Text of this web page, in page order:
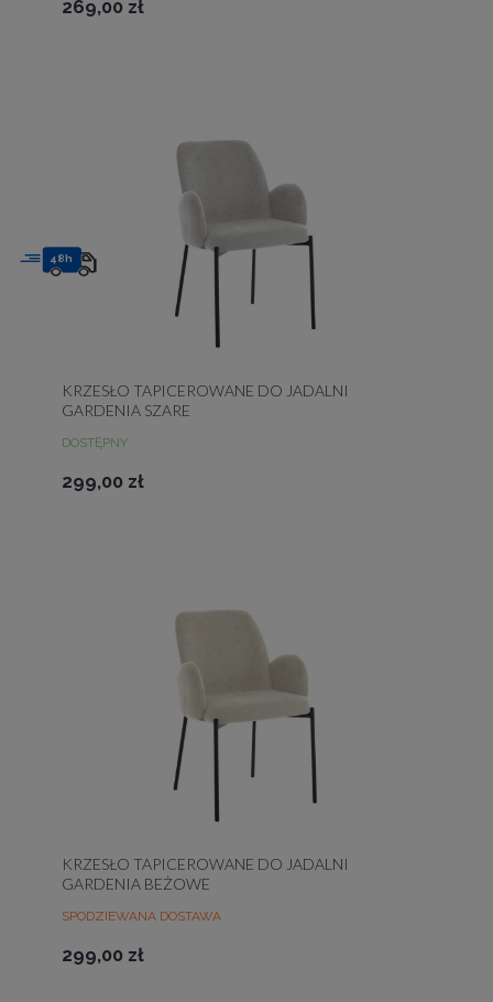
269,00 zł
KRZESŁO TAPICEROWANE DO JADALNI
GARDENIA SZARE
DOSTĘPNY
299,00 zł
48h
KRZESŁO TAPICEROWANE DO JADALNI
GARDENIA BEŻOWE
SPODZIEWANA DOSTAWA
299,00 zł